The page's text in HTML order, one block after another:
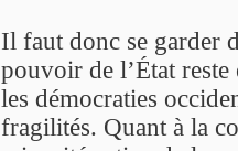
Il faut donc se garder
pouvoir de l’État reste
les démocraties
fragilités. Quant à la